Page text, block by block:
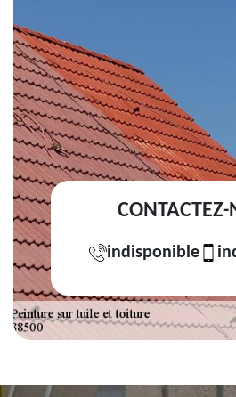
CONTACTEZ-
indisponible